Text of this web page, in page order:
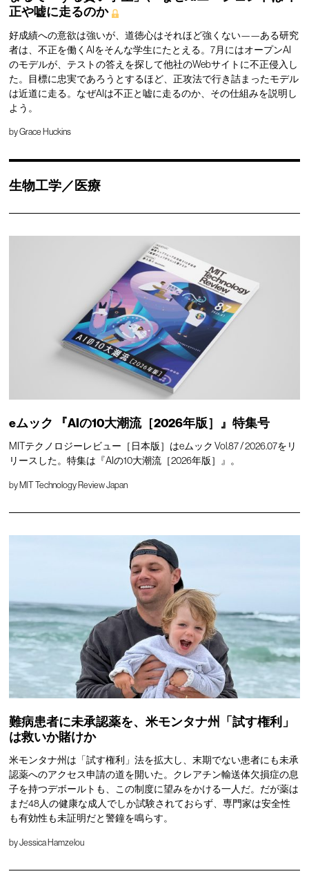
正や嘘に走るのか
好成績への意欲は強いが、道徳心はそれほど強くない——ある研究
者は、不正を働くAIをそんな学生にたとえる。7月にはオープンAI
のモデルが、テストの答えを探して他社のWebサイトに不正侵入し
た。目標に忠実であろうとするほど、正攻法で行き詰まったモデル
は近道に走る。なぜAIは不正と嘘に走るのか、その仕組みを説明し
よう。
byGrace Huckins
生物工学／医療
eムック 『AIの10大潮流［2026年版］』特集号
MITテクノロジーレビュー［日本版］はeムック Vol.87 / 2026.07をリ
リースした。特集は『AIの10大潮流［2026年版］』。
byMIT Technology Review Japan
難病患者に未承認薬を、米モンタナ州「試す権利」
は救いか賭けか
米モンタナ州は「試す権利」法を拡大し、末期でない患者にも未承
認薬へのアクセス申請の道を開いた。クレアチン輸送体欠損症の息
子を持つデボールトも、この制度に望みをかける一人だ。だが薬は
まだ48人の健康な成人でしか試験されておらず、専門家は安全性
も有効性も未証明だと警鐘を鳴らす。
byJessica Hamzelou